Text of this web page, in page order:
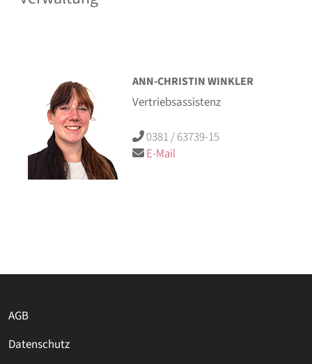
ANN-CHRISTIN WINKLER
Vertriebsassistenz
0381 / 63739-15
E-Mail
AGB
Datenschutz